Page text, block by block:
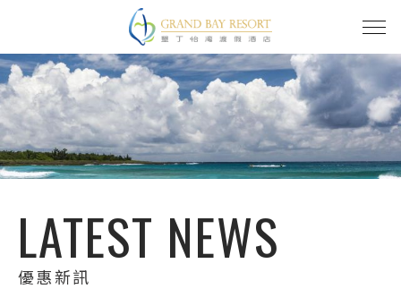
LATEST NEWS
優惠新訊